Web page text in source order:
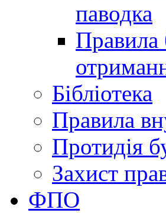
паводка
Правила
Бібліотека
Правила
Протидія
Захист
ФПО